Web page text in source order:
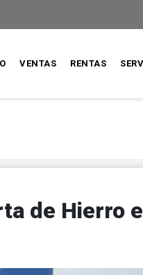
VENTAS RENTAS
de Hierro